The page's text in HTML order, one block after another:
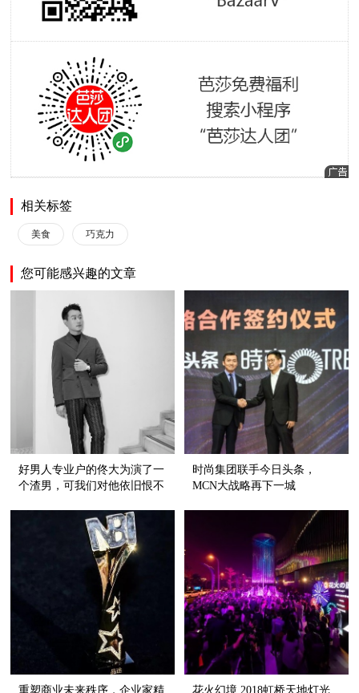
相关标签
美食 巧克力
您可能感兴趣的文章
好男人专业户的佟大为演了一
个渣男，可我们对他依旧恨不
时尚集团联手今日头条，
MCN大战略再下一城
重塑商业未来秩序，企业家精 花火幻境.2018虹桥天地灯光